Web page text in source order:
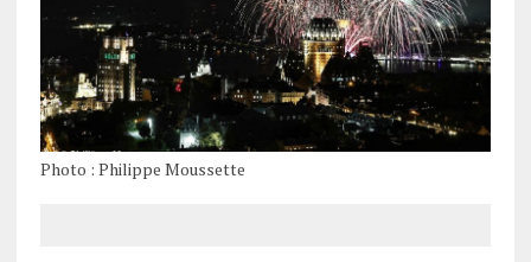
Photo : Philippe Moussette